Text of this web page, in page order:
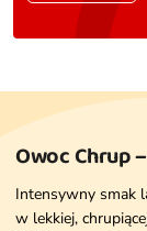
Owoc Chrup
Intensywny smak
w lekkiej,